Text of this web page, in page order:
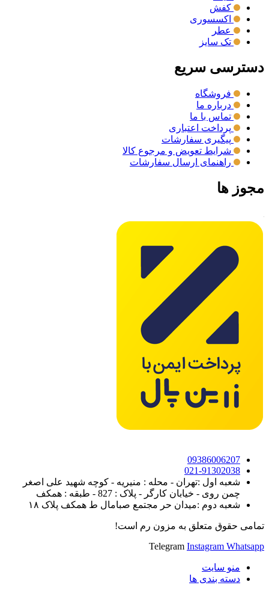
کفش
اکسسوری
عطر
تک سایز
دسترسی سریع
فروشگاه
درباره ما
تماس با ما
پرداخت اعتباری
پیگیری سفارشات
شرایط تعویض و مرجوع کالا
راهنمای ارسال سفارشات
مجوز ها
09386006207
021-91302038
شعبه اول :تهران - محله : منیریه - کوچه شهید علی اصغر
چمن روی - خیابان کارگر - پلاک : 827 - طبقه : همکف
شعبه دوم :میدان حر مجتمع صبامال ط همکف پلاک ۱۸
تمامی حقوق متعلق به مزون رم است!
Telegram Instagram Whatsapp
منو سایت
دسته بندی ها